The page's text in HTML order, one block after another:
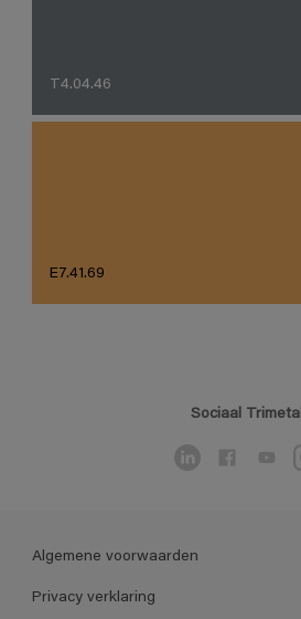
T4.04.46
E7.41.69
Sociaal Trimetal
Algemene voorwaarden
Privacy verklaring